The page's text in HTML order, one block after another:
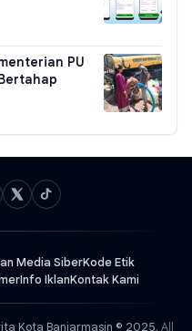
PU
Media SiberKode Etik
Info IklanKontak Kami
Kota Banjarmasin © 2025. All